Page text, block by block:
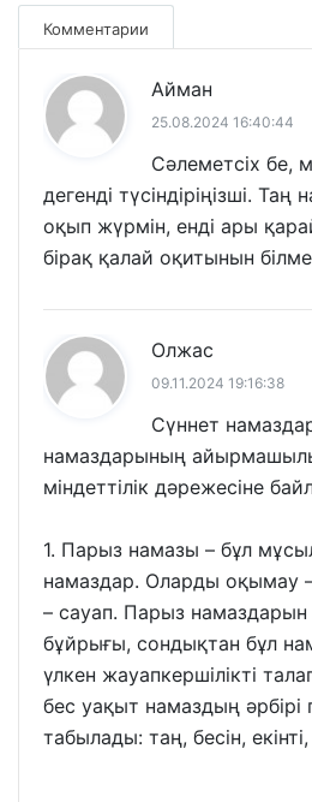
Комментарии
Айман
25.08.2024 16:40:44
Сәлеметсіх бе,
дегенді түсіндіріңізші. Таң
оқып жүрмін, енді ары
бірақ қалай оқитынын
Олжас
09.11.2024 19:16:38
Сүннет
намаздарының
міндеттілік дәрежесіне
1. Парыз намазы – бұл
намаздар. Оларды оқымау
– сауап. Парыз
бұйрығы, сондықтан бұл
үлкен жауапкершілікті
бес уақыт намаздың
табылады: таң, бесін,